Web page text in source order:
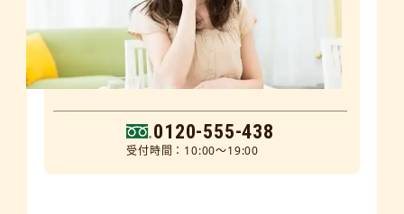
0120-555-438
受付時間：10:00～19:00